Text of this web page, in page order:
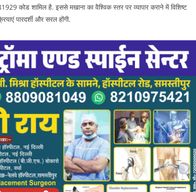
कोड शामिल है. इससे मखाना का वैश्विक स्तर पर व्यापार कराने में विशिष्ट
पारदर्शी और सरल होंगी.